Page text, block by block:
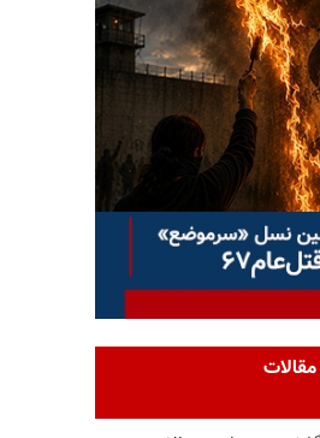
مقالات